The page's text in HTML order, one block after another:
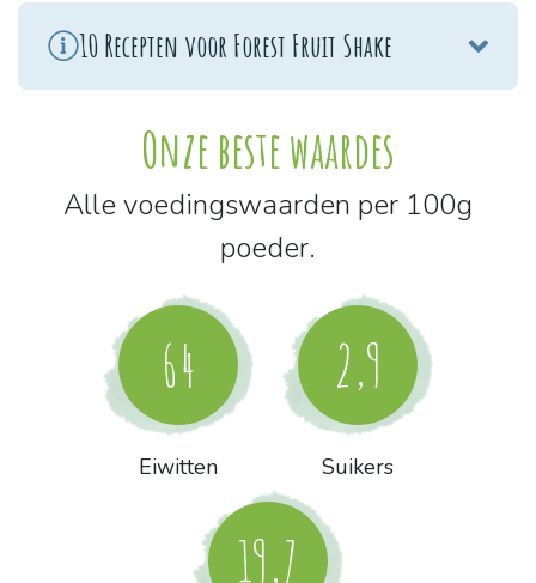
10 Recepten voor Forest Fruit Shake
Onze beste waardes
Alle voedingswaarden per 100g
poeder.
64
Eiwitten
2,9
Suikers
19,7